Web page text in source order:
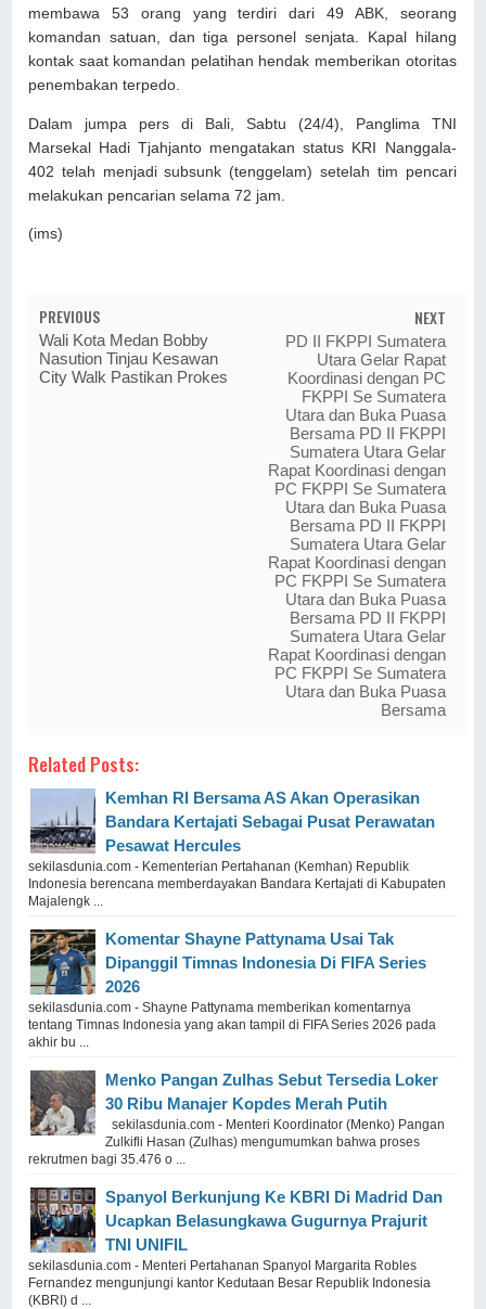
membawa 53 orang yang terdiri dari 49 ABK, seorang
komandan satuan, dan tiga personel senjata. Kapal hilang
kontak saat komandan pelatihan hendak memberikan otoritas
penembakan terpedo.
Dalam jumpa pers di Bali, Sabtu (24/4), Panglima TNI
Marsekal Hadi Tjahjanto mengatakan status KRI Nanggala-
402 telah menjadi subsunk (tenggelam) setelah tim pencari
melakukan pencarian selama 72 jam.
(ims)
PREVIOUS
Wali Kota Medan Bobby
Nasution Tinjau Kesawan
City Walk Pastikan Prokes
NEXT
PD II FKPPI Sumatera
Utara Gelar Rapat
Koordinasi dengan PC
FKPPI Se Sumatera
Utara dan Buka Puasa
Bersama PD II FKPPI
Sumatera Utara Gelar
Rapat Koordinasi dengan
PC FKPPI Se Sumatera
Utara dan Buka Puasa
Bersama PD II FKPPI
Sumatera Utara Gelar
Rapat Koordinasi dengan
PC FKPPI Se Sumatera
Utara dan Buka Puasa
Bersama PD II FKPPI
Sumatera Utara Gelar
Rapat Koordinasi dengan
PC FKPPI Se Sumatera
Utara dan Buka Puasa
Bersama
Related Posts:
Kemhan RI Bersama AS Akan Operasikan
Bandara Kertajati Sebagai Pusat Perawatan
Pesawat Hercules
sekilasdunia.com - Kementerian Pertahanan (Kemhan) Republik
Indonesia berencana memberdayakan Bandara Kertajati di Kabupaten
Majalengk ...
Komentar Shayne Pattynama Usai Tak
Dipanggil Timnas Indonesia Di FIFA Series
2026
sekilasdunia.com - Shayne Pattynama memberikan komentarnya
tentang Timnas Indonesia yang akan tampil di FIFA Series 2026 pada
akhir bu ...
Menko Pangan Zulhas Sebut Tersedia Loker
30 Ribu Manajer Kopdes Merah Putih
sekilasdunia.com - Menteri Koordinator (Menko) Pangan
Zulkifli Hasan (Zulhas) mengumumkan bahwa proses
rekrutmen bagi 35.476 o ...
Spanyol Berkunjung Ke KBRI Di Madrid Dan
Ucapkan Belasungkawa Gugurnya Prajurit
TNI UNIFIL
sekilasdunia.com - Menteri Pertahanan Spanyol Margarita Robles
Fernandez mengunjungi kantor Kedutaan Besar Republik Indonesia
(KBRI) d ...